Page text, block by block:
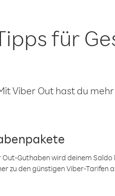
für
Viber Out hast du
Out-Guthaben wird deinem
zu den günstigen Viber-Tarifen